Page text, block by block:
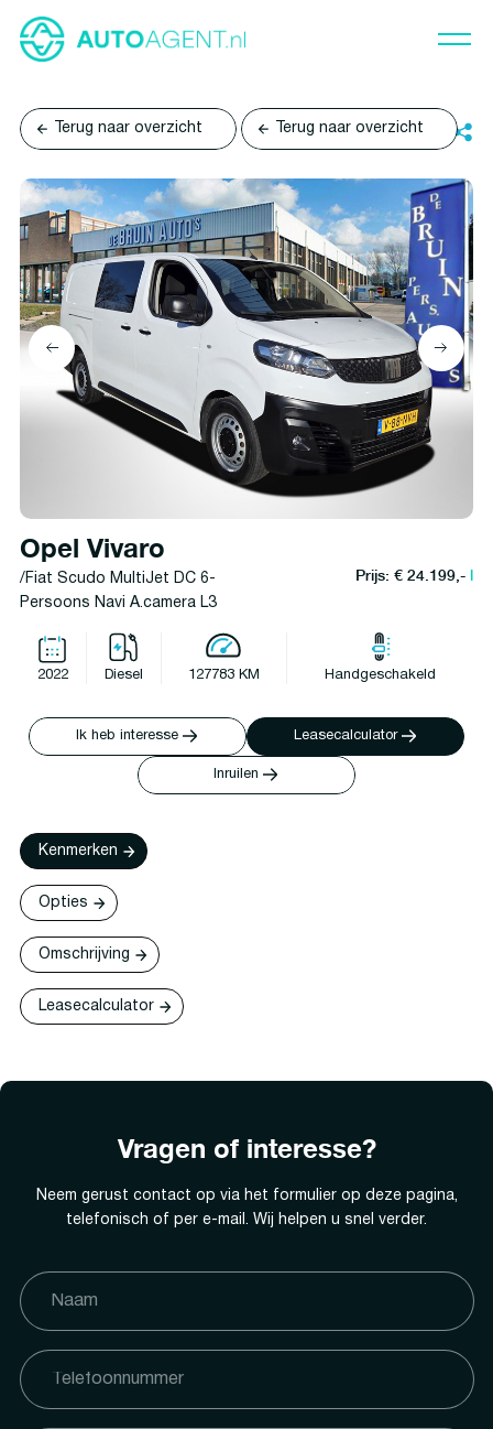
Terug naar overzicht Terug naar overzicht
Opel Vivaro
/Fiat Scudo MultiJet DC 6-
Persoons Navi A.camera L3
Prijs: € 24.199,-l
2022 Diesel 127783 KM Handgeschakeld
Ik heb interesse Leasecalculator
Inruilen
Kenmerken
Opties
Omschrijving
Leasecalculator
Vragen of interesse?
Neem gerust contact op via het formulier op deze pagina,
telefonisch of per e-mail. Wij helpen u snel verder.